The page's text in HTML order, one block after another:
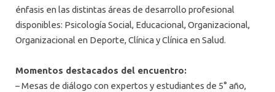
énfasis en las distintas áreas de desarrollo profesional
disponibles: Psicología Social, Educacional, Organizacional,
Organizacional en Deporte, Clínica y Clínica en Salud.
Momentos destacados del encuentro:
– Mesas de diálogo con expertos y estudiantes de 5° año,